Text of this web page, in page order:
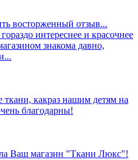
восторженный отзыв...
интереснее и красочнее
знакома давно,
какраз нашим детям на
благодарны!
Ваш магазин "Ткани Люкс"!